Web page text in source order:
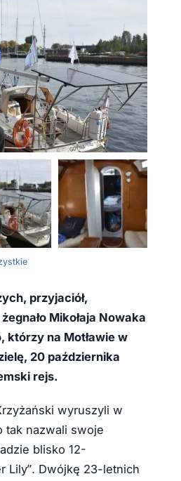
przyjaciół,
Mikołaja Nowaka
którzy na Motławie w
20 października
rejs.
wyruszyli w
tak nazwali swoje
blisko 12-
Lily”. Dwójkę 23-letnich